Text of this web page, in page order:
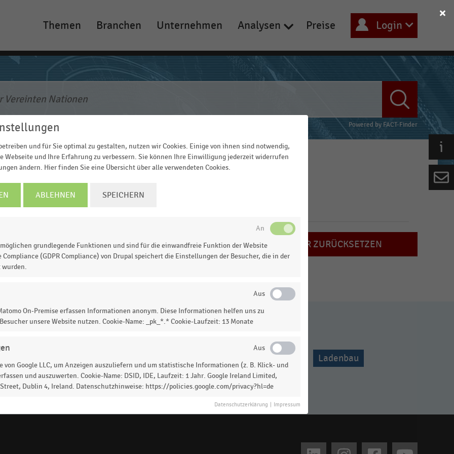
Main
navigation
Themen Branchen Unternehmen Analysen Preise Login
Powered by FACT-Finder
Vereinten Nationen
in
FILTER ZURÜCKSETZEN
IT-Trends Ladenbau
Ikea dm-drogerie markt Textilhändler
und für Sie optimal zu gestalten, nutzen wir Cookies. Einige von ihnen sind notwendig,
Webseite und Ihre Erfahrung zu verbessern. Sie können Ihre Einwilligung jederzeit widerrufen
ändern. Hier finden Sie eine Übersicht über alle verwendeten Cookies.
ABLEHNEN SPEICHERN
grundlegende Funktionen und sind für die einwandfreie Funktion der Website
(GDPR Compliance) von Drupal speichert die Einstellungen der Besucher, die in der
wurden.
On-Premise erfassen Informationen anonym. Diese Informationen helfen uns zu
unsere Website nutzen. Cookie-Name: _pk_*.* Cookie-Laufzeit: 13 Monate
von Google LLC, um Anzeigen auszuliefern und um statistische Informationen (z. B. Klick- und
und auszuwerten. Cookie-Name: DSID, IDE, Laufzeit: 1 Jahr. Google Ireland Limited,
Street, Dublin 4, Ireland. Datenschutzhinweise: https://policies.google.com/privacy?hl=de
Datenschutzerklärung Impressum